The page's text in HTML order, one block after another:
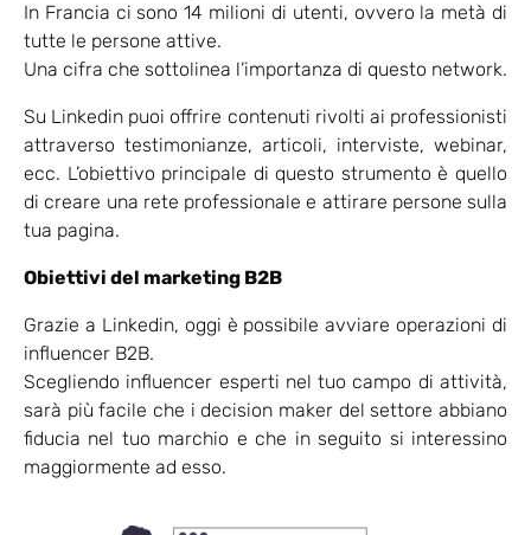
In Francia ci sono 14 milioni di utenti, ovvero la metà di
tutte le persone attive.
Una cifra che sottolinea l’importanza di questo network.
Su Linkedin puoi offrire contenuti rivolti ai professionisti
attraverso testimonianze, articoli, interviste, webinar,
ecc. L’obiettivo principale di questo strumento è quello
di creare una rete professionale e attirare persone sulla
tua pagina.
Obiettivi del marketing B2B
Grazie a Linkedin, oggi è possibile avviare operazioni di
influencer B2B.
Scegliendo influencer esperti nel tuo campo di attività,
sarà più facile che i decision maker del settore abbiano
fiducia nel tuo marchio e che in seguito si interessino
maggiormente ad esso.